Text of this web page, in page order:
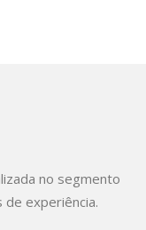
no segmento
de experiência.